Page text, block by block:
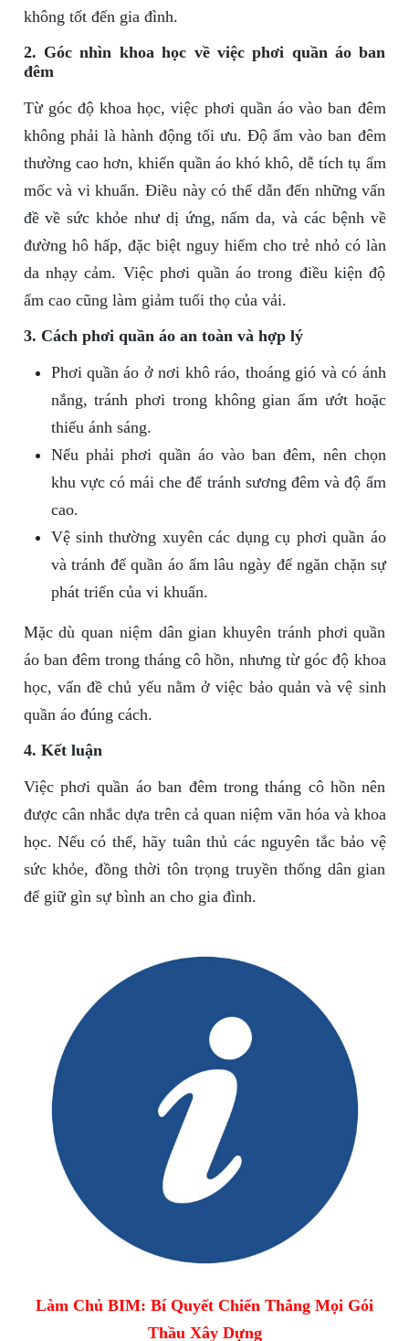
không tốt đến gia đình.
2. Góc nhìn khoa học về việc phơi quần áo ban
đêm
Từ góc độ khoa học, việc phơi quần áo vào ban đêm
không phải là hành động tối ưu. Độ ẩm vào ban đêm
thường cao hơn, khiến quần áo khó khô, dễ tích tụ ẩm
mốc và vi khuẩn. Điều này có thể dẫn đến những vấn
đề về sức khỏe như dị ứng, nấm da, và các bệnh về
đường hô hấp, đặc biệt nguy hiểm cho trẻ nhỏ có làn
da nhạy cảm. Việc phơi quần áo trong điều kiện độ
ẩm cao cũng làm giảm tuổi thọ của vải.
3. Cách phơi quần áo an toàn và hợp lý
Phơi quần áo ở nơi khô ráo, thoáng gió và có ánh
nắng, tránh phơi trong không gian ẩm ướt hoặc
thiếu ánh sáng.
Nếu phải phơi quần áo vào ban đêm, nên chọn
khu vực có mái che để tránh sương đêm và độ ẩm
cao.
Vệ sinh thường xuyên các dụng cụ phơi quần áo
và tránh để quần áo ẩm lâu ngày để ngăn chặn sự
phát triển của vi khuẩn.
Mặc dù quan niệm dân gian khuyên tránh phơi quần
áo ban đêm trong tháng cô hồn, nhưng từ góc độ khoa
học, vấn đề chủ yếu nằm ở việc bảo quản và vệ sinh
quần áo đúng cách.
4. Kết luận
Việc phơi quần áo ban đêm trong tháng cô hồn nên
được cân nhắc dựa trên cả quan niệm văn hóa và khoa
học. Nếu có thể, hãy tuân thủ các nguyên tắc bảo vệ
sức khỏe, đồng thời tôn trọng truyền thống dân gian
để giữ gìn sự bình an cho gia đình.
Làm Chủ BIM: Bí Quyết Chiến Thắng Mọi Gói
Thầu Xây Dựng